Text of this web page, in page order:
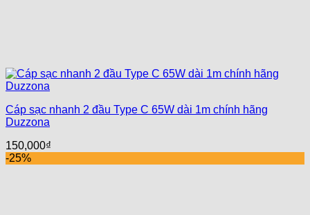
Cáp sạc nhanh 2 đầu Type C 65W dài 1m chính hãng
Duzzona
150,000₫
-25%